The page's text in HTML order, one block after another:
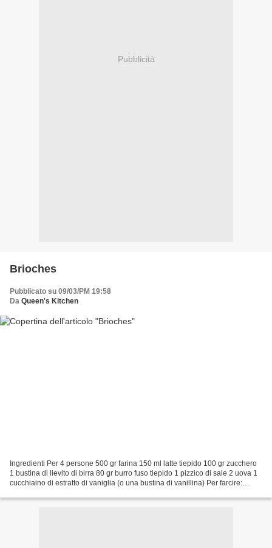
Pubblicità
Brioches
Pubblicato su 09/03/PM 19:58
Da Queen's Kitchen
Ingredienti Per 4 persone 500 gr farina 150 ml latte tiepido 100 gr zucchero
1 bustina di lievito di birra 80 gr burro fuso tiepido 1 pizzico di sale 2 uova 1
cucchiaino di estratto di vaniglia (o una bustina di vanillina) Per farcire: